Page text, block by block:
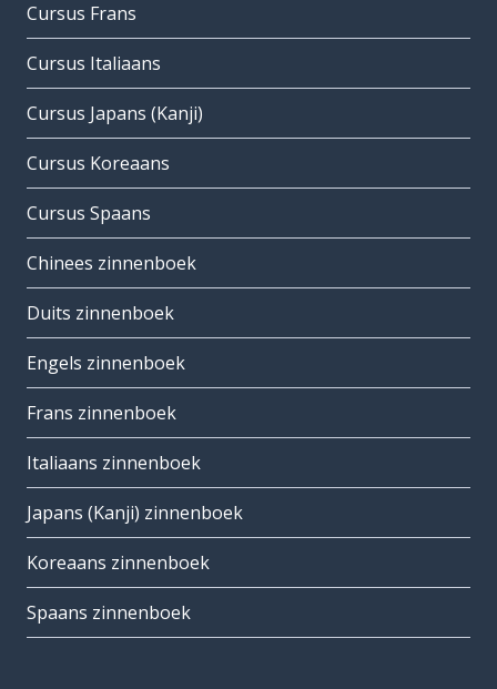
Cursus Frans
Cursus Italiaans
Cursus Japans (Kanji)
Cursus Koreaans
Cursus Spaans
Chinees zinnenboek
Duits zinnenboek
Engels zinnenboek
Frans zinnenboek
Italiaans zinnenboek
Japans (Kanji) zinnenboek
Koreaans zinnenboek
Spaans zinnenboek